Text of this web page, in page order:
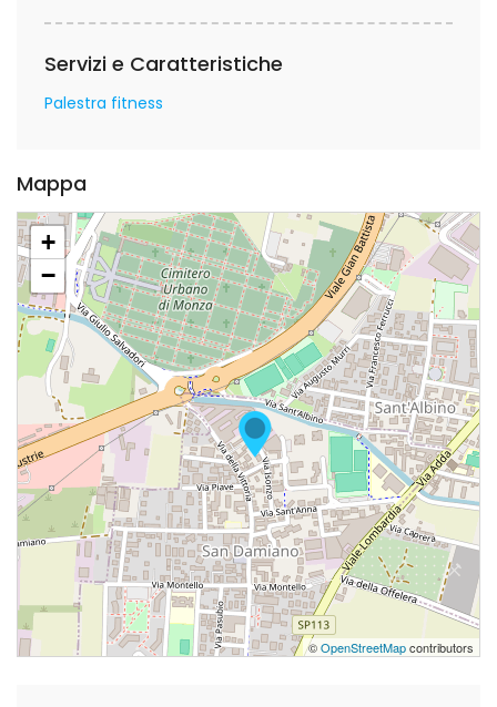
Servizi e Caratteristiche
Palestra fitness
Mappa
+
−
©OpenStreetMapcontributors